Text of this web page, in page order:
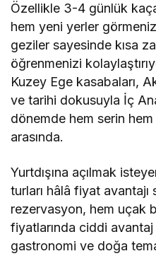
Özellikle 3-4 günlük
hem yeni yerler
geziler sayesinde kısa
öğrenmenizi
Kuzey Ege kasabaları,
ve tarihi dokusuyla İç
dönemde hem serin
arasında.
Yurtdışına açılmak
turları hâlâ fiyat
rezervasyon, hem uçak
fiyatlarında ciddi avantaj
gastronomi ve doğa